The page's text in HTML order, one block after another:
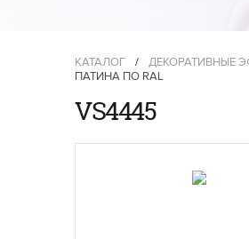
КАТАЛОГ / ДЕКОРАТИВНЫЕ
ПАТИНА ПО RAL
VS4445